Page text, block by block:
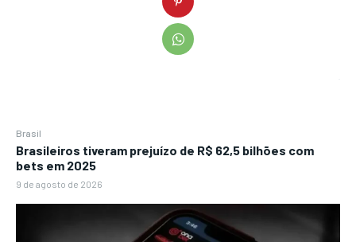
Brasil
Brasileiros tiveram prejuízo de R$ 62,5 bilhões com
bets em 2025
9 de agosto de 2026